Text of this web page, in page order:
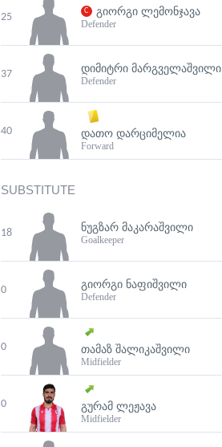
25 ᲒᲘᲝᲠᲒᲘ ᲚᲔᲛᲝᲜᲯᲐᲕᲐ
Defender
37 ᲓᲘᲛᲘᲢᲠᲘ ᲛᲐᲠᲒᲕᲔᲚᲐᲨᲕᲘᲚᲘ
Defender
40 ᲓᲐᲗᲝ ᲓᲐᲠᲪᲘᲛᲔᲚᲘᲐ
Forward
SUBSTITUTE
18 ᲜᲣᲒᲖᲐᲠ ᲛᲐᲙᲐᲠᲐᲨᲕᲘᲚᲘ
Goalkeeper
0 ᲒᲘᲝᲠᲒᲘ ᲜᲐᲤᲘᲨᲕᲘᲚᲘ
Defender
0 ᲗᲐᲛᲐᲖ ᲨᲐᲚᲘᲙᲐᲨᲕᲘᲚᲘ
Midfielder
0 ᲒᲣᲠᲐᲛ ᲚᲔᲟᲐᲕᲐ
Midfielder